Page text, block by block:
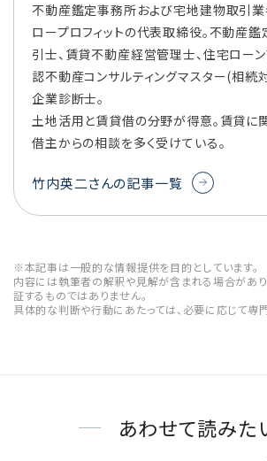
不動産鑑定事務所および宅地建物取引
ロープロフィットの代表取締役。不動産
引士、賃貸不動産経営管理士、住宅ローン
認不動産コンサルティングマスター(相続
企業診断士。
土地活用と賃貸借の分野が得意。賃貸に
借主からの相談を多く受けている。
竹内英二さんの記事一覧
※本記事は一般的な情報提供を目的としています。
内容には執筆者の解釈や見解が含まれる場合があ
証するものではありません。
具体的な判断や行動にあたっては、必要に応じて専
あわせて読みた